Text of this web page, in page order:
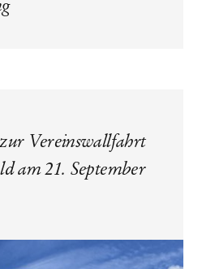
Vereinswallfahrt
am 21. September